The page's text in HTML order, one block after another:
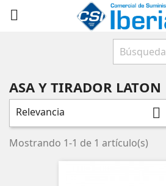

ASA Y TIRADOR LATON
Relevancia 
Mostrando 1-1 de 1 artículo(s)